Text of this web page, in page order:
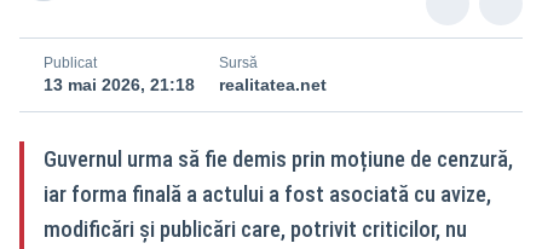
Publicat
13 mai 2026, 21:18
Sursă
realitatea.net
Guvernul urma să fie demis prin moțiune de cenzură,
iar forma finală a actului a fost asociată cu avize,
modificări și publicări care, potrivit criticilor, nu